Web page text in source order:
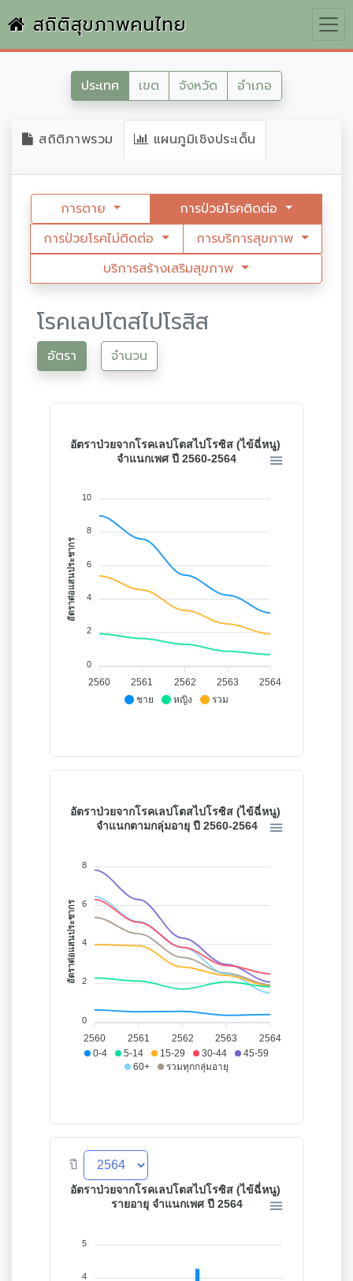
สถิติสุขภาพคนไทย
ประเทศ เขต จังหวัด อำเภอ
สถิติภาพรวม แผนภูมิเชิงประเด็น
การตาย
การป่วยโรคติดต่อ
การป่วยโรคไม่ติดต่อ
การบริการสุขภาพ
บริการสร้างเสริมสุขภาพ
โรคเลปโตสไปโรสิส
อัตรา จำนวน